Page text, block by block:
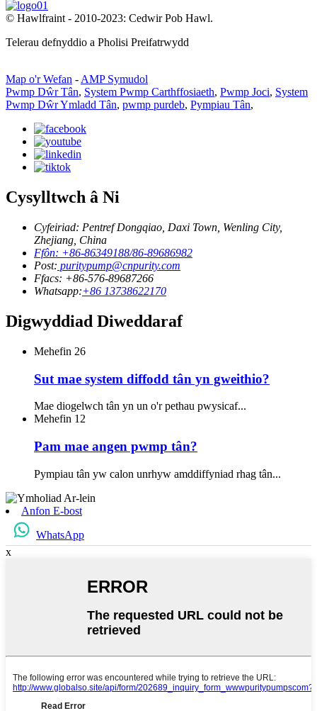
© Hawlfraint - 2010-2023: Cedwir Pob Hawl.
Telerau defnyddio a Pholisi Preifatrwydd
Map o'r Wefan - AMP Symudol
Pwmp Dŵr Tân, System Pwmp Carthffosiaeth, Pwmp Joci, System
Pwmp Dŵr Ymladd Tân, pwmp purdeb, Pympiau Tân,
Cysylltwch â Ni
Cyfeiriad: Pentref Dongqiao, Daxi Town, Wenling City,
Zhejiang, China
Ffôn: +86-86349188/86-89686982
Post: puritypump@cnpurity.com
Ffacs: +86-576-89687266
Whatsapp:+86 13738622170
Digwyddiad Diweddaraf
Mehefin 26
Sut mae system diffodd tân yn gweithio?
Mae diogelwch tân yn un o'r pethau pwysicaf...
Mehefin 12
Pam mae angen pwmp tân?
Pympiau tân yw calon unrhyw amddiffyniad rhag tân...
Anfon E-bost
WhatsApp
x